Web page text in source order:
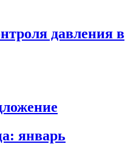
давления в
январь